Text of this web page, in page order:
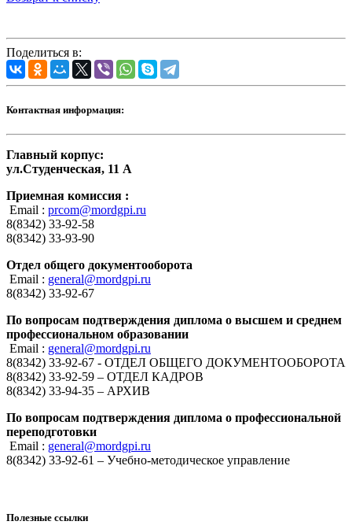
Поделиться в:
Контактная информация:
Главный корпус:
ул.Студенческая, 11 А
Приемная комиссия :
Email : prcom@mordgpi.ru
8(8342) 33-92-58
8(8342) 33-93-90
Отдел общего документооборота
Email : general@mordgpi.ru
8(8342) 33-92-67
По вопросам подтверждения диплома о высшем и среднем
профессиональном образовании
Email : general@mordgpi.ru
8(8342) 33-92-67 - ОТДЕЛ ОБЩЕГО ДОКУМЕНТООБОРОТА
8(8342) 33-92-59 – ОТДЕЛ КАДРОВ
8(8342) 33-94-35 – АРХИВ
По вопросам подтверждения диплома о профессиональной
переподготовки
Email : general@mordgpi.ru
8(8342) 33-92-61 – Учебно-методическое управление
Полезные ссылки